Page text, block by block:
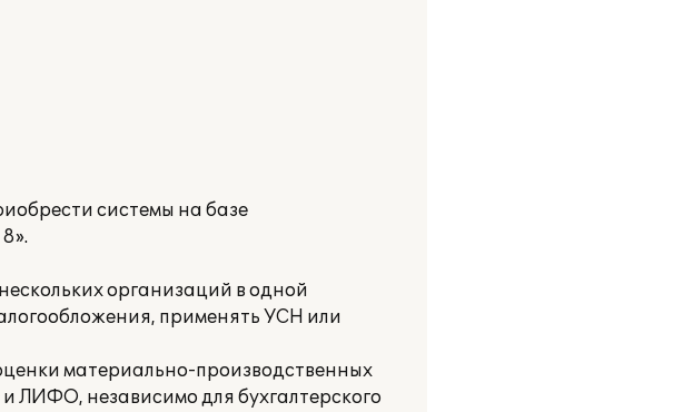
системы на базе
организаций в одной
применять УСН или
материально-производственных
ЛИФО, независимо для бухгалтерского